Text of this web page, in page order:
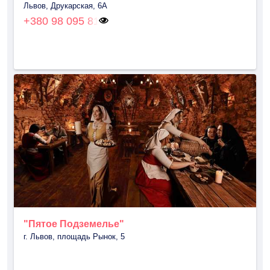
Львов, Друкарская, 6А
+380 98 095 81
"Пятое Подземелье"
г. Львов, площадь Рынок, 5